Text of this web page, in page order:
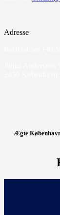
Adresse
Ægte